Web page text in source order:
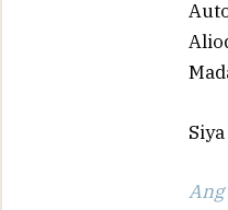
Ang